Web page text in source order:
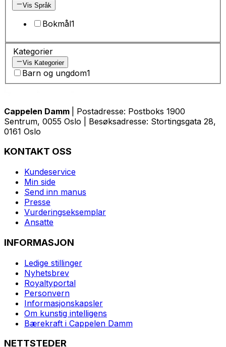
Vis Språk
Bokmål1
Kategorier
Vis Kategorier
Barn og ungdom1
Cappelen Damm
| Postadresse: Postboks 1900
Sentrum, 0055 Oslo | Besøksadresse: Stortingsgata 28,
0161 Oslo
KONTAKT OSS
Kundeservice
Min side
Send inn manus
Presse
Vurderingseksemplar
Ansatte
INFORMASJON
Ledige stillinger
Nyhetsbrev
Royaltyportal
Personvern
Informasjonskapsler
Om kunstig intelligens
Bærekraft i Cappelen Damm
NETTSTEDER